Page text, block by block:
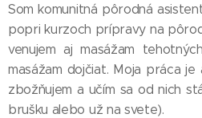
Som komunitná pôrodná
popri kurzoch prípravy na
venujem aj masážam
masážam dojčiat. Moja práca je
zbožňujem a učím sa od nich
brušku alebo už na svete).